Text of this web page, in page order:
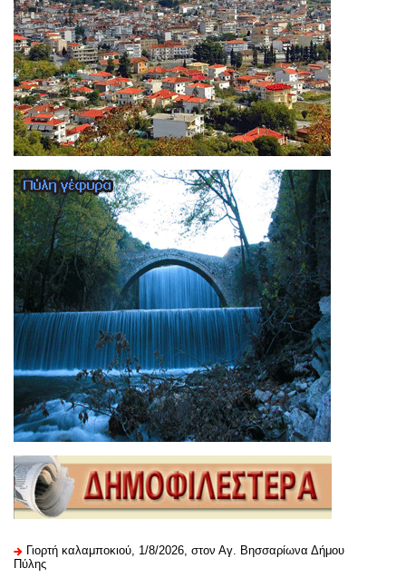
Γιορτή καλαμποκιού, 1/8/2026, στον Αγ. Βησσαρίωνα Δήμου
Πύλης